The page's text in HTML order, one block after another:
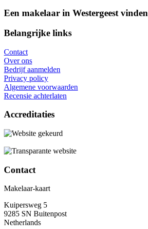
Een makelaar in Westergeest vinden
Belangrijke links
Contact
Over ons
Bedrijf aanmelden
Privacy policy
Algemene voorwaarden
Recensie achterlaten
Accreditaties
Contact
Makelaar-kaart
Kuipersweg 5
9285 SN Buitenpost
Netherlands